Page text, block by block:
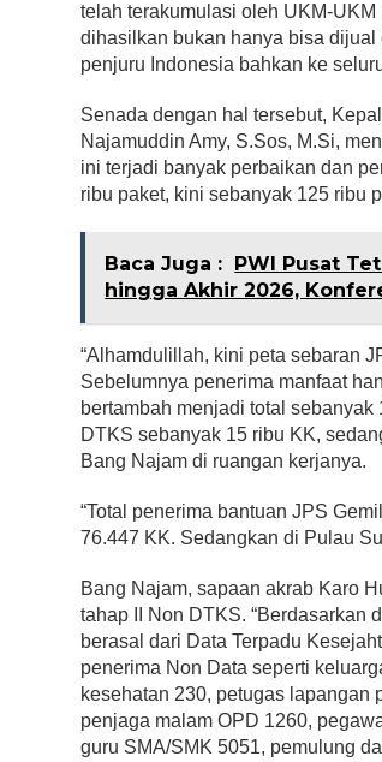
telah terakumulasi oleh UKM-
dihasilkan bukan hanya bisa
penjuru Indonesia bahkan ke
Senada dengan hal tersebut,
Najamuddin Amy, S.Sos, M.Si,
ini terjadi banyak perbaikan dan
ribu paket, kini sebanyak 125 ribu
Baca Juga :
PWI Pusat
hingga Akhir 2026,
“Alhamdulillah, kini peta sebaran
Sebelumnya penerima manfaat
bertambah menjadi total
DTKS sebanyak 15 ribu KK,
Bang Najam di ruangan kerjanya.
“Total penerima bantuan JPS
76.447 KK. Sedangkan di Pulau
Bang Najam, sapaan akrab Karo
tahap II Non DTKS. “Berdasarkan
berasal dari Data Terpadu
penerima Non Data seperti
kesehatan 230, petugas lapangan
penjaga malam OPD 1260,
guru SMA/SMK 5051, pemulung